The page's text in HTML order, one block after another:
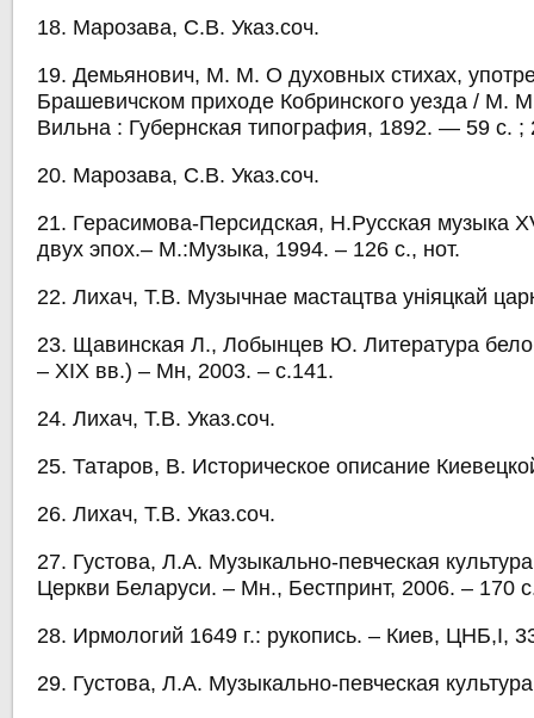
18. Марозава, С.В. Указ.соч.
19. Демьянович, М. М. О духовных стихах,
Брашевичском приходе Кобринского уезда / М.
Вильна : Губернская типография, 1892. — 59 с. ;
20. Марозава, С.В. Указ.соч.
21. Герасимова-Персидская, Н.Русская музыка
двух эпох.– М.:Музыка, 1994. – 126 с., нот.
22. Лихач, Т.В. Музычнае мастацтва уніяцкай
23. Щавинская Л., Лобынцев Ю. Литература
– XIX вв.) – Мн, 2003. – с.141.
24. Лихач, Т.В. Указ.соч.
25. Татаров, В. Историческое описание
26. Лихач, Т.В. Указ.соч.
27. Густова, Л.А. Музыкально-певческая
Церкви Беларуси. – Мн., Бестпринт, 2006. – 170
28. Ирмологий 1649 г.: рукопись. – Киев, ЦНБ,I,
29. Густова, Л.А. Музыкально-певческая